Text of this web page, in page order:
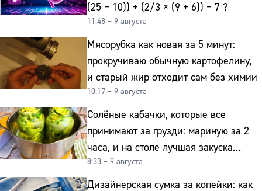
(25 − 10)) + (2/3 × (9 + 6)) − 7 ?
11:48 – 9 августа
Мясорубка как новая за 5 минут:
прокручиваю обычную картофелину,
и старый жир отходит сам без химии
10:17 – 9 августа
Солёные кабачки, которые все
принимают за грузди: мариную за 2
часа, и на столе лучшая закуска
к картошке
8:33 – 9 августа
Дизайнерская сумка за копейки: как